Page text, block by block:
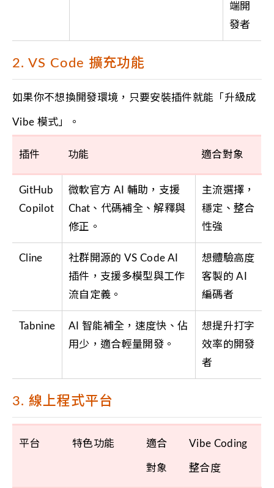
端開
發者
2. VS Code 擴充功能
如果你不想換開發環境，只要安裝插件就能「升級成
Vibe 模式」。
插件 功能 適合對象
GitHub
Copilot
微軟官方 AI 輔助，支援
Chat、代碼補全、解釋與
修正。
主流選擇，
穩定、整合
性強
Cline
社群開源的 VS Code AI
插件，支援多模型與工作
流自定義。
想體驗高度
客製的 AI
編碼者
Tabnine
AI 智能補全，速度快、佔
用少，適合輕量開發。
想提升打字
效率的開發
者
3. 線上程式平台
平台 特色功能 適合
對象
Vibe Coding
整合度